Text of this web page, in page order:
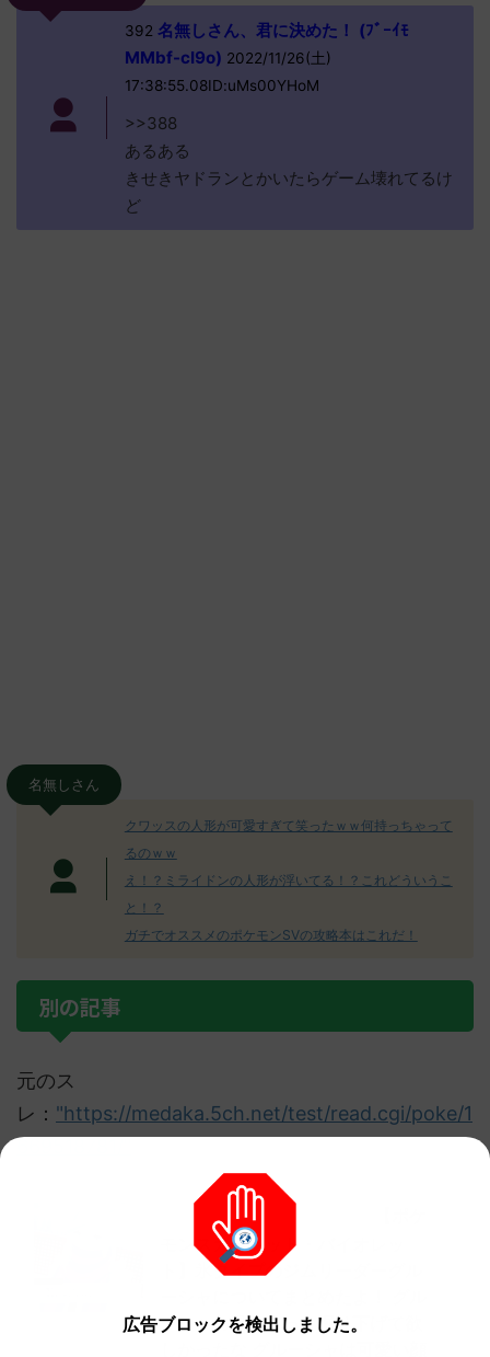
392 名無しさん、君に決めた！ (ﾌﾞｰｲﾓ
MMbf-cI9o) 2022/11/26(土)
17:38:55.08ID:uMs00YHoM
>>388
あるある
きせきヤドランとかいたらゲーム壊れてるけ
ど
名無しさん
クワッスの人形が可愛すぎて笑ったｗｗ何持っちゃって
るのｗｗ
え！？ミライドンの人形が浮いてる！？これどういうこ
と！？
ガチでオススメのポケモンSVの攻略本はこれだ！
別の記事
元のス
レ： "https://medaka.5ch.net/test/read.cgi/poke/1
他の人気記事もチェック！
モンスカーレット・バイオレッ
ト】氷タイプのジムリーダーグル
ーシャの過去もっと掘り下げて欲
広告ブロックを検出しました。